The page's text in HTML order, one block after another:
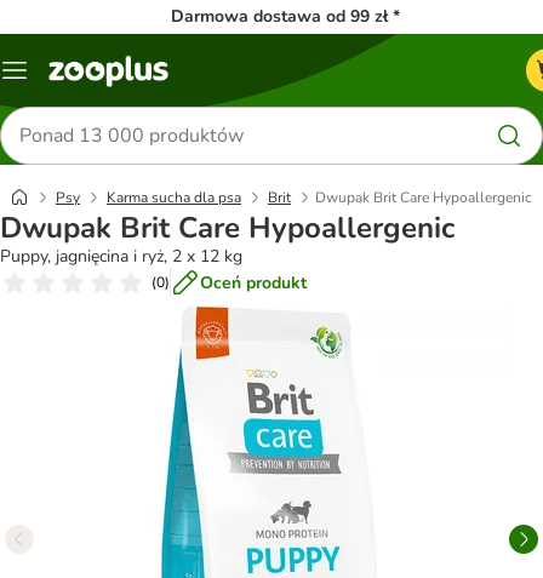
Darmowa dostawa od 99 zł *
Menu
Szukaj
produktów
Psy Karma sucha dla psa Brit Dwupak Brit Care Hypoallergenic
Dwupak Brit Care Hypoallergenic
Puppy, jagnięcina i ryż, 2 x 12 kg
(0) Oceń produkt